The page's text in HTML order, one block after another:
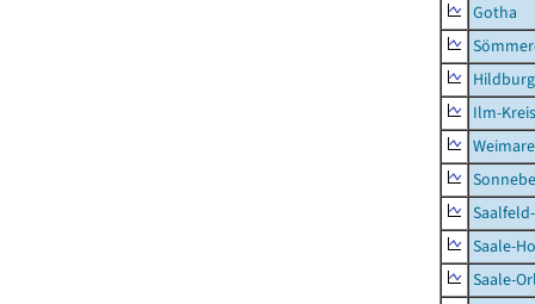
Gotha
Ilm-Kreis
Saale-
Saale-